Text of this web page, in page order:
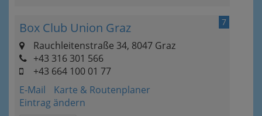
7
Box Club Union Graz
Rauchleitenstraße 34, 8047 Graz
+43 316 301 566
+43 664 100 01 77
E-Mail
Karte & Routenplaner
Eintrag ändern